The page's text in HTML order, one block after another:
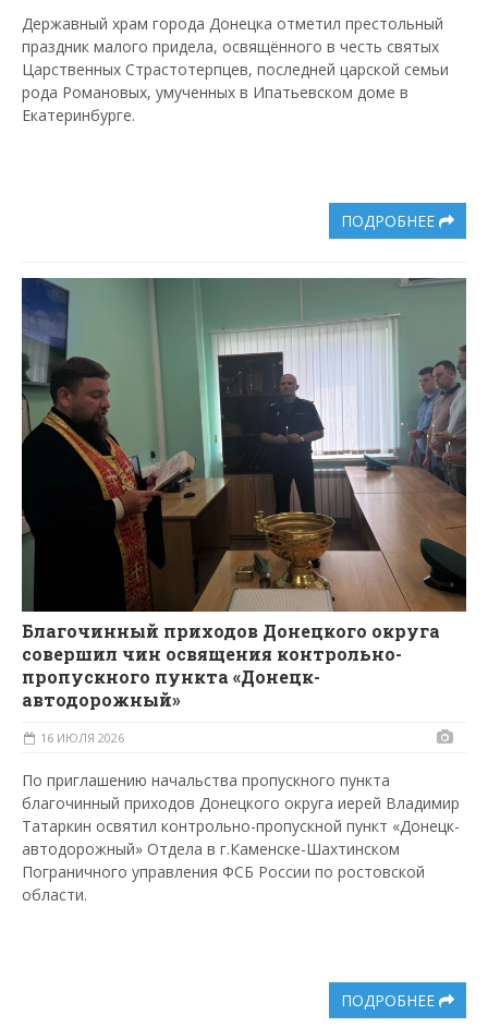
Державный храм города Донецка отметил престольный
праздник малого придела, освящённого в честь святых
Царственных Страстотерпцев, последней царской семьи
рода Романовых, умученных в Ипатьевском доме в
Екатеринбурге.
ПОДРОБНЕЕ
Благочинный приходов Донецкого округа
совершил чин освящения контрольно-
пропускного пункта «Донецк-
автодорожный»
16 ИЮЛЯ 2026
По приглашению начальства пропускного пункта
благочинный приходов Донецкого округа иерей Владимир
Татаркин освятил контрольно-пропускной пункт «Донецк-
автодорожный» Отдела в г.Каменске-Шахтинском
Пограничного управления ФСБ России по ростовской
области.
ПОДРОБНЕЕ